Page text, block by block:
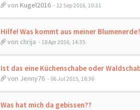
von Kugel2016 - 12 Sep 2016, 10:31
Hilfe! Was kommt aus meiner
von chrija - 18 Apr 2016, 14:35
Ist das eine Küchenschabe oder
von Jenny76 - 06 Jul 2015, 18:36
Was hat mich da gebissen??